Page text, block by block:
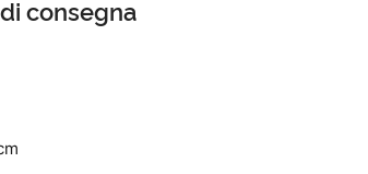
consegna